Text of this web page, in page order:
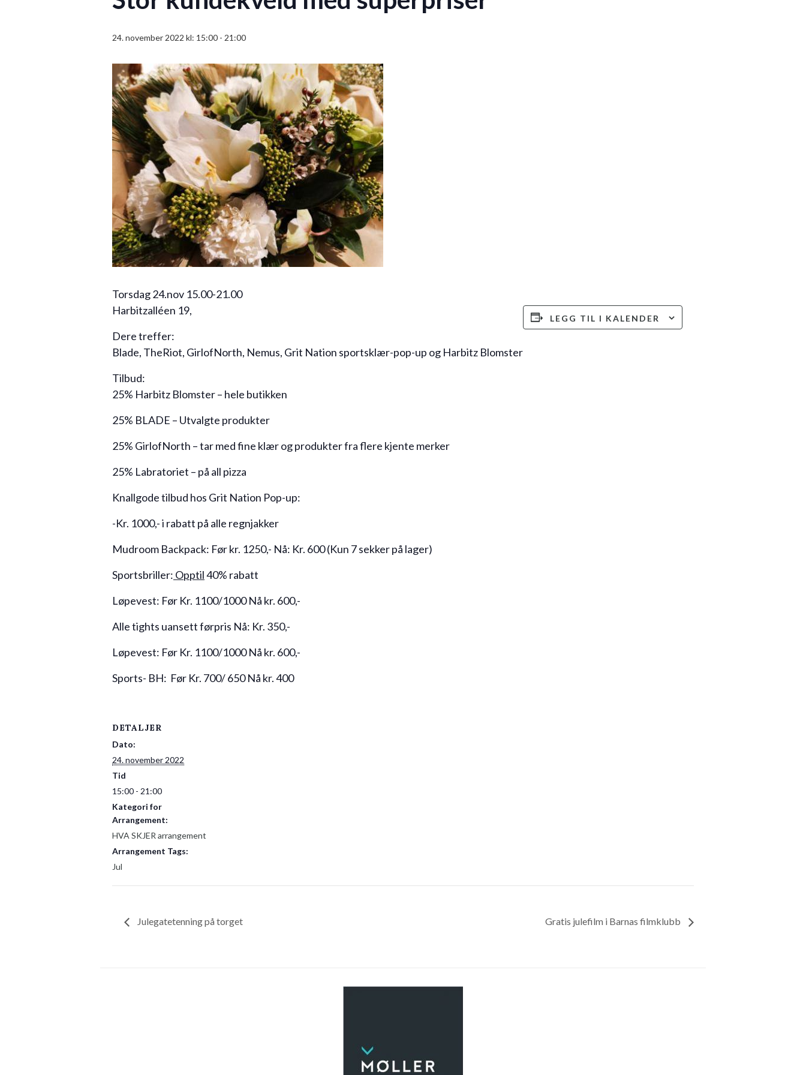
24. november 2022 kl: 15:00 - 21:00
Torsdag 24.nov 15.00-21.00
Harbitzalléen 19,
Dere treffer:
Blade, TheRiot, GirlofNorth, Nemus, Grit Nation sportsklær-pop-up og Harbitz Blomster
Tilbud:
25% Harbitz Blomster – hele butikken
25% BLADE – Utvalgte produkter
25% GirlofNorth – tar med fine klær og produkter fra flere kjente merker
25% Labratoriet – på all pizza
Knallgode tilbud hos Grit Nation Pop-up:
-Kr. 1000,- i rabatt på alle regnjakker
Mudroom Backpack: Før kr. 1250,- Nå: Kr. 600 (Kun 7 sekker på lager)
Sportsbriller: Opptil40% rabatt
Løpevest: Før Kr. 1100/1000 Nå kr. 600,-
Alle tights uansett førpris Nå: Kr. 350,-
Løpevest: Før Kr. 1100/1000 Nå kr. 600,-
Sports- BH: Før Kr. 700/ 650 Nå kr. 400
LEGG TIL I KALENDER
DETALJER
Dato:
24. november 2022
Tid
15:00 - 21:00
Kategori for
Arrangement:
HVA SKJER arrangement
Arrangement Tags:
Jul
Julegatetenning på torget Gratis julefilm i Barnas filmklubb